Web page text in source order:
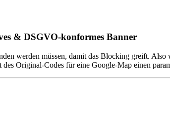
& DSGVO-konformes Banner
werden müssen, damit das Blocking greift.
Original-Codes für eine Google-Map einen